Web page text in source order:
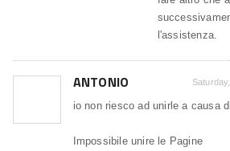
l'assistenza.
ANTONIO
io non riesco ad unirle a causa
Impossibile unire le Pagine